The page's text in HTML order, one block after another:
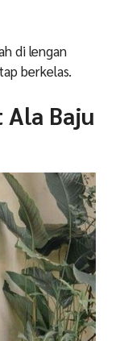
di lengan
berkelas.
Baju